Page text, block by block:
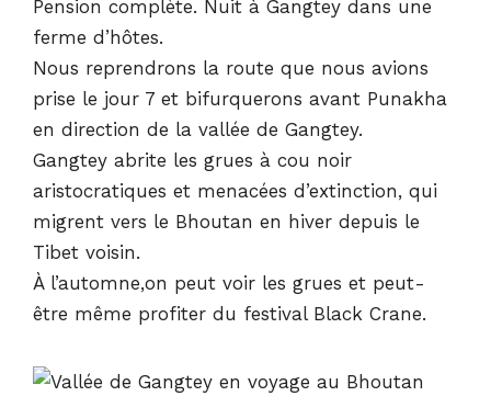
Pension complète. Nuit à Gangtey dans une
ferme d’hôtes.
Nous reprendrons la route que nous avions
prise le jour 7 et bifurquerons avant Punakha
en direction de la vallée de Gangtey.
Gangtey abrite les grues à cou noir
aristocratiques et menacées d’extinction, qui
migrent vers le Bhoutan en hiver depuis le
Tibet voisin.
À l’automne,on peut voir les grues et peut-
être même profiter du festival Black Crane.